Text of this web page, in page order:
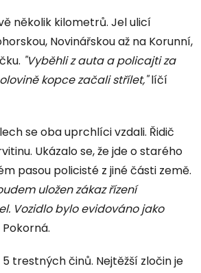
několik kilometrů. Jel ulicí
Novinářskou až na Korunní,
"Vyběhli z auta a policajti za
kopce začali střílet,"líčí
se oba uprchlíci vzdali. Řidič
Ukázalo se, že jde o starého
pasou policisté z jiné části země.
uložen zákaz řízení
Vozidlo bylo evidováno jako
trestných činů. Nejtěžší zločin je